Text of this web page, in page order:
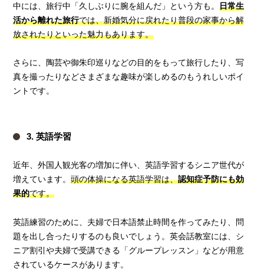
中には、旅行中「久しぶりに腕を組んだ」という方も。日常生
活から離れた旅行では、新婚気分に戻れたり普段の家事から解
放されたりといった魅力もあります。
さらに、陶芸や御朱印巡りなどの目的をもって旅行したり、写
真を撮ったりなどさまざまな趣味が楽しめるのもうれしいポイ
ントです。
3. 英語学習
近年、外国人観光客の増加に伴い、英語学習するシニア世代が
増えています。頭の体操になる英語学習は、認知症予防にも効
果的です。
英語練習のために、夫婦で日本語禁止時間を作ってみたり、問
題を出し合ったりするのも良いでしょう。英会話教室には、シ
ニア割引や夫婦で受講できる「グループレッスン」などが用意
されているケースがあります。